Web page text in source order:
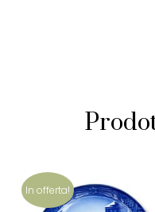
In offerta!